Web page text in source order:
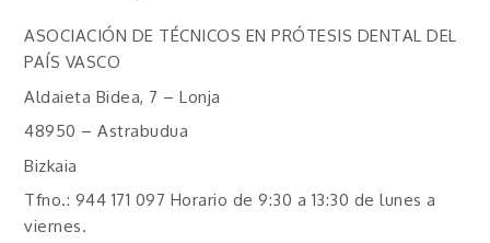
ASOCIACIÓN DE TÉCNICOS EN PRÓTESIS DENTAL DEL
PAÍS VASCO
Aldaieta Bidea, 7 – Lonja
48950 – Astrabudua
Bizkaia
Tfno.: 944 171 097 Horario de 9:30 a 13:30 de lunes a
viernes.